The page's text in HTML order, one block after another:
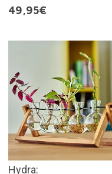
49,95€
Hydra: